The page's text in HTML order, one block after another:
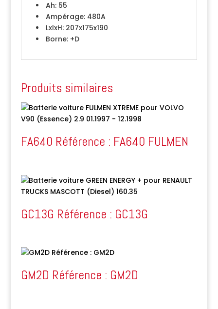
Ah:55
Ampérage:480A
LxlxH:207x175x190
Borne:+D
Produits similaires
FA640 Référence : FA640 FULMEN
GC13G Référence : GC13G
GM2D Référence : GM2D